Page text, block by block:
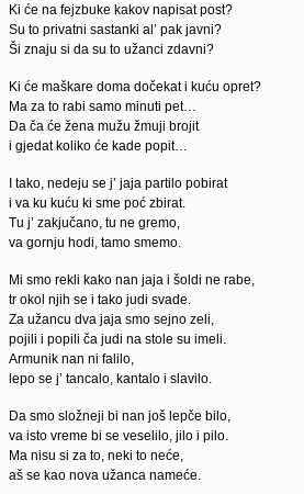
Ki će na fejzbuke kakov napisat post?
Su to privatni sastanki al’ pak javni?
Ši znaju si da su to užanci zdavni?
Ki će maškare doma dočekat i kuću opret?
Ma za to rabi samo minuti pet…
Da ča će žena mužu žmuji brojit
i gjedat koliko će kade popit…
I tako, nedeju se j’ jaja partilo pobirat
i va ku kuću ki sme poć zbirat.
Tu j’ zakjučano, tu ne gremo,
va gornju hodi, tamo smemo.
Mi smo rekli kako nan jaja i šoldi ne rabe,
tr okol njih se i tako judi svade.
Za užancu dva jaja smo sejno zeli,
pojili i popili ča judi na stole su imeli.
Armunik nan ni falilo,
lepo se j’ tancalo, kantalo i slavilo.
Da smo složneji bi nan još lepče bilo,
va isto vreme bi se veselilo, jilo i pilo.
Ma nisu si za to, neki to neće,
aš se kao nova užanca nameće.